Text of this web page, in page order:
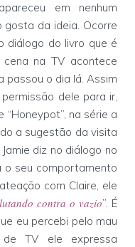
em nenhum
gosta da ideia. Ocorre
diálogo do livro que é
na TV acontece
passou o dia lá. Assim
dele para ir,
na série a
a sugestão da visita
diz no diálogo no
o seu comportamento
com Claire, ele
contra o vazio”. É
eu percebi pelo mau
TV ele expressa